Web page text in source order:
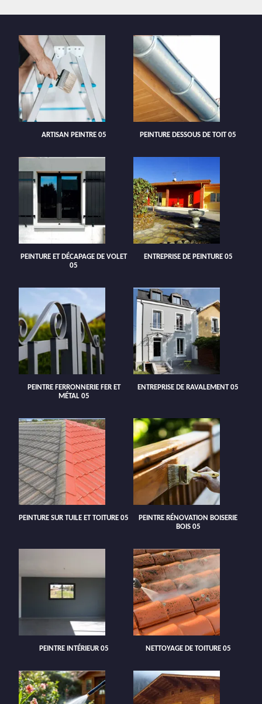
ARTISAN PEINTRE 05 PEINTURE DESSOUS DE TOIT 05
PEINTURE ET DÉCAPAGE DE VOLET
05
ENTREPRISE DE PEINTURE 05
PEINTRE FERRONNERIE FER ET
MÉTAL 05
ENTREPRISE DE RAVALEMENT 05
PEINTURE SUR TUILE ET TOITURE 05
PEINTRE RÉNOVATION BOISERIE
BOIS 05
PEINTRE INTÉRIEUR 05 NETTOYAGE DE TOITURE 05